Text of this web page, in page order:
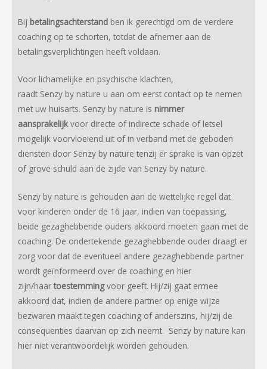
Bij betalingsachterstand ben ik gerechtigd om de verdere
coaching op te schorten, totdat de afnemer aan de
betalingsverplichtingen heeft voldaan.
Voor lichamelijke en psychische klachten,
raadt Senzy by nature u aan om eerst contact op te nemen
met uw huisarts. Senzy by nature is nimmer
aansprakelijkvoor directe of indirecte schade of letsel
mogelijk voorvloeiend uit of in verband met de geboden
diensten door Senzy by nature tenzij er sprake is van opzet
of grove schuld aan de zijde van Senzy by nature.
Senzy by nature is gehouden aan de wettelijke regel dat
voor kinderen onder de 16 jaar, indien van toepassing,
beide gezaghebbende ouders akkoord moeten gaan met de
coaching. De ondertekende gezaghebbende ouder draagt er
zorg voor dat de eventueel andere gezaghebbende partner
wordt geïnformeerd over de coaching en hier
zijn/haartoestemmingvoor geeft. Hij/zij gaat ermee
akkoord dat, indien de andere partner op enige wijze
bezwaren maakt tegen coaching of anderszins, hij/zij de
consequenties daarvan op zich neemt. Senzy by nature kan
hier niet verantwoordelijk worden gehouden.